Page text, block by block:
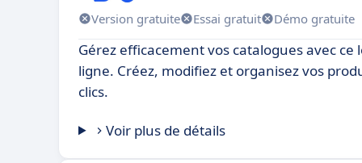
Version gratuite Essai gratuit Démo gratuite
Gérez efficacement vos catalogues avec ce
ligne. Créez, modifiez et organisez vos
clics.
Voir plus de détails